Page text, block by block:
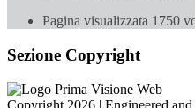
Pagina visualizzata 1750
Sezione Copyright
Copyright 2026 | Engineered